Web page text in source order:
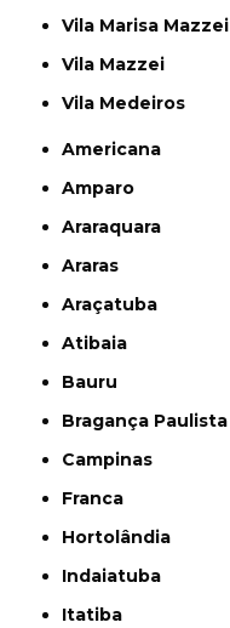
Vila Marisa Mazzei
Vila Mazzei
Vila Medeiros
Americana
Amparo
Araraquara
Araras
Araçatuba
Atibaia
Bauru
Bragança Paulista
Campinas
Franca
Hortolândia
Indaiatuba
Itatiba